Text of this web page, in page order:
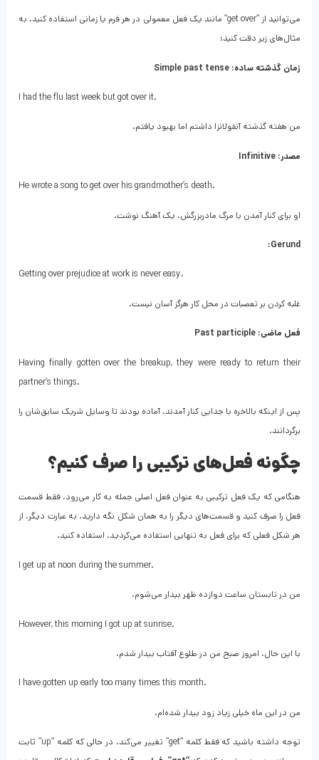
می‌توانید از “get over” مانند یک فعل معمولی در هر فرم یا زمانی استفاده کنید. به
مثال‌های زیر دقت کنید:
زمان گذشته ساده: Simple past tense
I had the flu last week but got over it.
من هفته گذشته آنفولانزا داشتم اما بهبود یافتم.
مصدر: Infinitive
He wrote a song to get over his grandmother’s death.
او برای کنار آمدن با مرگ مادربزرگش، یک آهنگ نوشت.
Gerund:
Getting over prejudice at work is never easy.
غلبه کردن بر تعصبات در محل کار هرگز آسان نیست.
فعل ماضی: Past participle
Having finally gotten over the breakup, they were ready to return their
partner’s things.
پس از اینکه بالاخره با جدایی کنار آمدند، آماده بودند تا وسایل شریک سابق‌شان را
برگردانند.
چگونه فعل‌های ترکیبی را صرف کنیم؟
هنگامی که یک فعل ترکیبی به عنوان فعل اصلی جمله به کار می‌رود، فقط قسمت
فعل را صرف کنید و قسمت‌های دیگر را به همان شکل نگه دارید. به عبارت دیگر، از
هر شکل فعلی که برای فعل به تنهایی استفاده می‌کردید، استفاده کنید.
I get up at noon during the summer.
من در تابستان ساعت دوازده ظهر بیدار می‌شوم.
However, this morning I got up at sunrise.
با این حال، امروز صبح من در طلوع آفتاب بیدار شدم.
I have gotten up early too many times this month.
من در این ماه خیلی زیاد زود بیدار شده‌ام.
توجه داشته باشید که فقط کلمه “get” تغییر می‌کند، در حالی که کلمه “up” ثابت